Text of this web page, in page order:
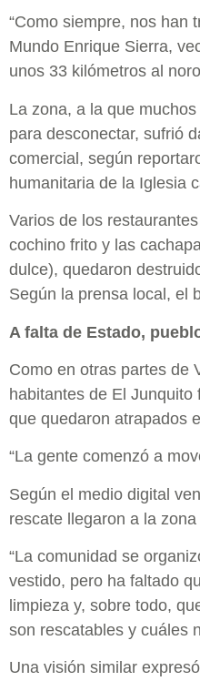
“Como siempre, nos han
Mundo Enrique Sierra,
unos 33 kilómetros al
La zona, a la que
para desconectar, sufrió
comercial, según
humanitaria de la Iglesia
Varios de los
cochino frito y las
dulce), quedaron
Según la prensa local, el
A falta de Estado,
Como en otras partes de
habitantes de El
que quedaron atrapados
“La gente comenzó a
Según el medio digital
rescate llegaron a la
“La comunidad se
vestido, pero ha faltado
limpieza y, sobre todo,
son rescatables y cuáles
Una visión similar